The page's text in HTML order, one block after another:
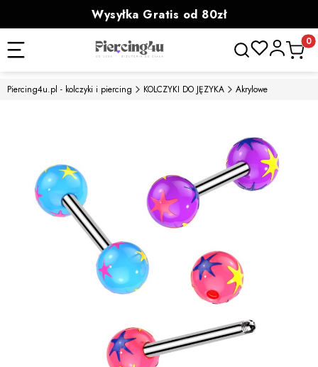
Wysyłka Gratis od 80zł
powyżej 100zł prezent
Otwórz
Piercing4u.pl - kolczyki i piercing KOLCZYKI DO JĘZYKA Akrylowe